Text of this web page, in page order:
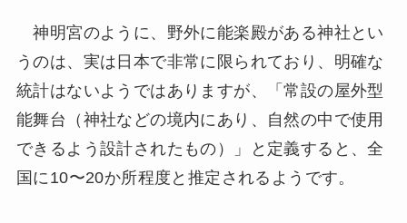
神明宮のように、野外に能楽殿がある神社とい
うのは、実は日本で非常に限られており、明確な
統計はないようではありますが、「常設の屋外型
能舞台（神社などの境内にあり、自然の中で使用
できるよう設計されたもの）」と定義すると、全
国に10〜20か所程度と推定されるようです。